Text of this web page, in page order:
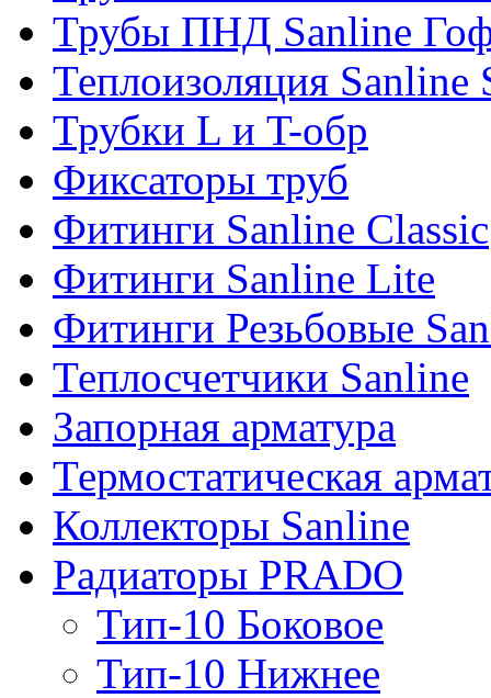
Трубы ПНД Sanline
Теплоизоляция Sanline
Трубки L и T-обр
Фиксаторы труб
Фитинги Sanline Classic
Фитинги Sanline Lite
Фитинги Резьбовые
Теплосчетчики Sanline
Запорная арматура
Термостатическая
Коллекторы Sanline
Радиаторы PRADO
Тип-10 Боковое
Тип-10 Нижнее